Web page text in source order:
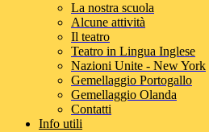
La nostra scuola
Alcune attività
Il teatro
Teatro in Lingua Inglese
Nazioni Unite - New York
Gemellaggio Portogallo
Gemellaggio Olanda
Contatti
Info utili